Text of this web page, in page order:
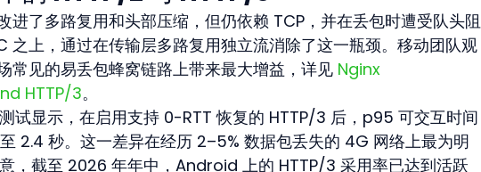
进了多路复用和头部压缩，但仍依赖 TCP，并在丢包时遭受队头阻
之上，通过在传输层多路复用独立流消除了这一瓶颈。移动团队观
常见的易丢包蜂窝链路上带来最大增益，详见 Nginx
HTTP/3。
试显示，在启用支持 0-RTT 恢复的 HTTP/3 后，p95 可交互时间
2.4 秒。这一差异在经历 2–5% 数据包丢失的 4G 网络上最为明
，截至 2026 年年中，Android 上的 HTTP/3 采用率已达到活跃